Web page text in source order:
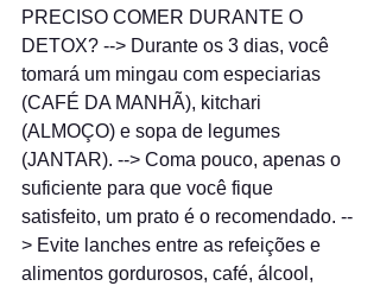
PRECISO COMER DURANTE O
DETOX? --> Durante os 3 dias, você
tomará um mingau com especiarias
(CAFÉ DA MANHÃ), kitchari
(ALMOÇO) e sopa de legumes
(JANTAR). --> Coma pouco, apenas o
suficiente para que você fique
satisfeito, um prato é o recomendado. --
> Evite lanches entre as refeições e
alimentos gordurosos, café, álcool,